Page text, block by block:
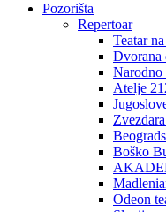
Pozorišta
Repertoar
Teatar
Dvorana
Narodno
Atelje
Boško
Odeon